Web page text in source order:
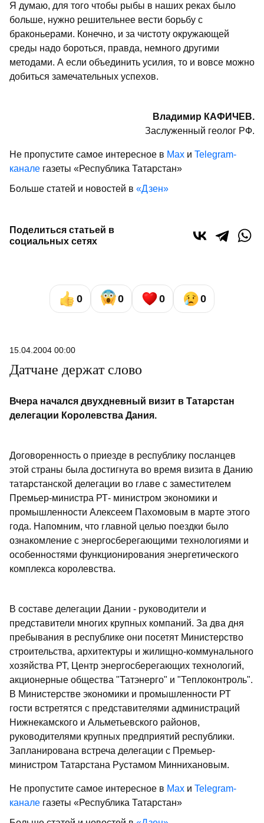
Я думаю, для того чтобы рыбы в наших реках было
больше, нужно решительнее вести борьбу с
браконьерами. Конечно, и за чистоту окружающей
среды надо бороться, правда, немного другими
методами. А если объединить усилия, то и вовсе можно
добиться замечательных успехов.
Владимир КАФИЧЕВ.
Заслуженный геолог РФ.
Не пропустите самое интересное в Max и Telegram-
канале газеты «Республика Татарстан»
Больше статей и новостей в «Дзен»
Поделиться статьей в
социальных сетях
0 0 0 0
15.04.2004 00:00
Датчане держат слово
Вчера начался двухдневный визит в Татарстан
делегации Королевства Дания.
Договоренность о приезде в республику посланцев
этой страны была достигнута во время визита в Данию
татарстанской делегации во главе с заместителем
Премьер-министра РТ- министром экономики и
промышленности Алексеем Пахомовым в марте этого
года. Напомним, что главной целью поездки было
ознакомление с энергосберегающими технологиями и
особенностями функционирования энергетического
комплекса королевства.
В составе делегации Дании - руководители и
представители многих крупных компаний. За два дня
пребывания в республике они посетят Министерство
строительства, архитектуры и жилищно-коммунального
хозяйства РТ, Центр энергосберегающих технологий,
акционерные общества "Татэнерго" и "Теплоконтроль".
В Министерстве экономики и промышленности РТ
гости встретятся с представителями администраций
Нижнекамского и Альметьевского районов,
руководителями крупных предприятий республики.
Запланирована встреча делегации с Премьер-
министром Татарстана Рустамом Миннихановым.
Не пропустите самое интересное в Max и Telegram-
канале газеты «Республика Татарстан»